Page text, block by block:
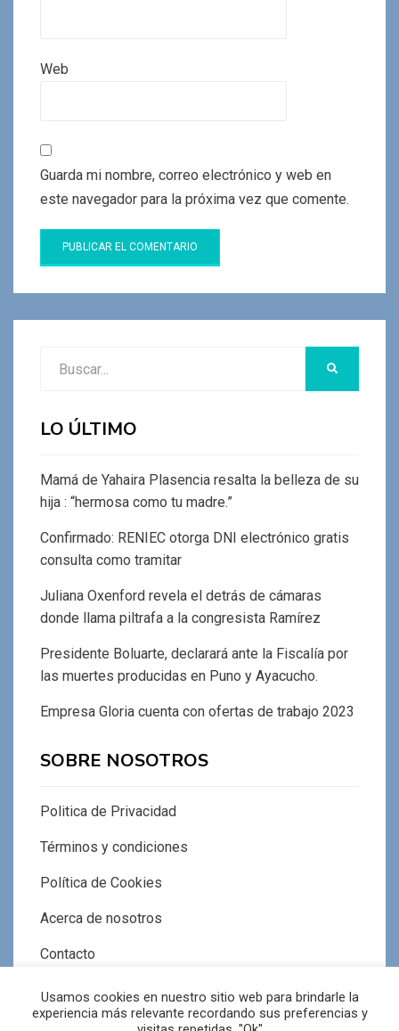
Web
Guarda mi nombre, correo electrónico y web en
este navegador para la próxima vez que comente.
LO ÚLTIMO
Mamá de Yahaira Plasencia resalta la belleza de su
hija : “hermosa como tu madre.”
Confirmado: RENIEC otorga DNI electrónico gratis
consulta como tramitar
Juliana Oxenford revela el detrás de cámaras
donde llama piltrafa a la congresista Ramírez
Presidente Boluarte, declarará ante la Fiscalía por
las muertes producidas en Puno y Ayacucho.
Empresa Gloria cuenta con ofertas de trabajo 2023
SOBRE NOSOTROS
Politica de Privacidad
Términos y condiciones
Política de Cookies
Acerca de nosotros
Contacto
Usamos cookies en nuestro sitio web para brindarle la
experiencia más relevante recordando sus preferencias y